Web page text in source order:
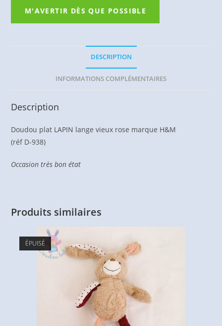
DESCRIPTION
INFORMATIONS COMPLÉMENTAIRES
Description
Doudou plat LAPIN lange vieux rose marque H&M
(réf D-938)
Occasion très bon état
Produits similaires
ÉPUISÉ